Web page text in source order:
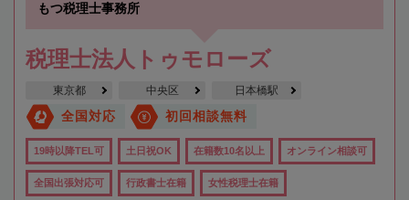
もつ税理士事務所
税理士法人トゥモローズ
東京都 中央区 日本橋駅
全国対応 初回相談無料
19時以降TEL可 土日祝OK 在籍数10名以上 オンライン相談可
全国出張対応可 行政書士在籍 女性税理士在籍